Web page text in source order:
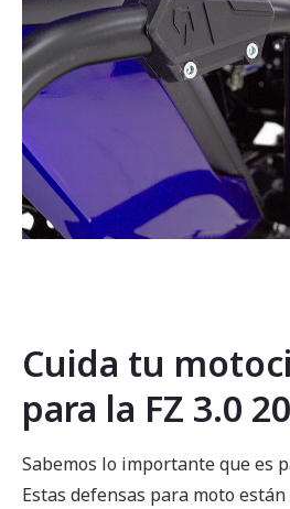
la
galería
imágenes
Cuida tu
para la FZ 3.0
Sabemos lo importante que es
Estas defensas para moto